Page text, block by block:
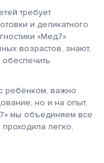
требует
и деликатного
«Мед7»
возрастов, знают,
ребёнком, важно
но и на опыт,
мы объединяем все
легко,